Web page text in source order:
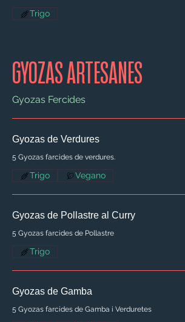
Trigo
GYOZAS ARTESANES
Gyozas Fercides
Gyozas de Verdures
5 Gyozas farcides de verdures.
Trigo Vegano
Gyozas de Pollastre al Curry
5 Gyozas farcides de Pollastre
Trigo
Gyozas de Gamba
5 Gyozas farcides de Gamba i Verduretes